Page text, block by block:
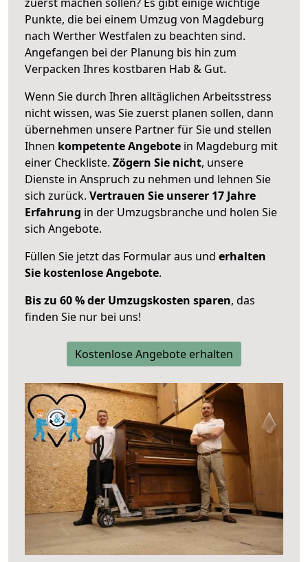
Punkte, die bei einem Umzug von Magdeburg
nach Werther Westfalen zu beachten sind.
Angefangen bei der Planung bis hin zum
Verpacken Ihres kostbaren Hab & Gut.
Wenn Sie durch Ihren alltäglichen Arbeitsstress
nicht wissen, was Sie zuerst planen sollen, dann
übernehmen unsere Partner für Sie und stellen
Ihnen kompetente Angebote in Magdeburg mit
einer Checkliste. Zögern Sie nicht, unsere
Dienste in Anspruch zu nehmen und lehnen Sie
sich zurück. Vertrauen Sie unserer 17 Jahre
Erfahrung in der Umzugsbranche und holen Sie
sich Angebote.
Füllen Sie jetzt das Formular aus und erhalten
Sie kostenlose Angebote.
Bis zu 60 % der Umzugskosten sparen, das
finden Sie nur bei uns!
Kostenlose Angebote erhalten